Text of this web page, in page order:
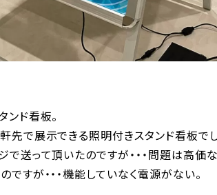
ド看板。
で展示できる照明付きスタンド看板でし
送って頂いたのですが・・・問題は高価
すが・・・機能していなく電源がない。